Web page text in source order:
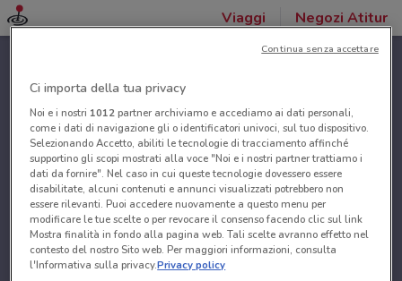
Viaggi Negozi Atitur
Ci importa della tua privacy
Noi e i nostri 1012partner archiviamo e accediamo ai dati personali,
come i dati di navigazione gli o identificatori univoci, sul tuo dispositivo.
Selezionando Accetto, abiliti le tecnologie di tracciamento affinché
supportino gli scopi mostrati alla voce "Noi e i nostri partner trattiamo i
dati da fornire". Nel caso in cui queste tecnologie dovessero essere
disabilitate, alcuni contenuti e annunci visualizzati potrebbero non
essere rilevanti. Puoi accedere nuovamente a questo menu per
modificare le tue scelte o per revocare il consenso facendo clic sul link
Mostra finalità in fondo alla pagina web. Tali scelte avranno effetto nel
contesto del nostro Sito web. Per maggiori informazioni, consulta
l'Informativa sulla privacy.Privacy policy
Continua senza accettare